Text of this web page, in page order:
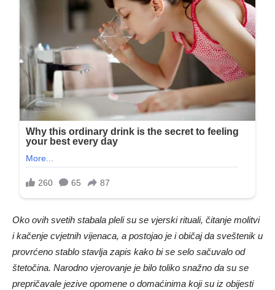
Oko ovih svetih stabala pleli su se vjerski rituali, čitanje molitvi
i kačenje cvjetnih vijenaca, a postojao je i običaj da sveštenik u
provrćeno stablo stavlja zapis kako bi se selo sačuvalo od
štetočina. Narodno vjerovanje je bilo toliko snažno da su se
prepričavale jezive opomene o domaćinima koji su iz obijesti